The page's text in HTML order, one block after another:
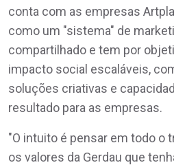
conta com as empresas
como um "sistema" de
compartilhado e tem por
impacto social escaláveis,
soluções criativas e
resultado para as empresas.
"O intuito é pensar em todo o
os valores da Gerdau que